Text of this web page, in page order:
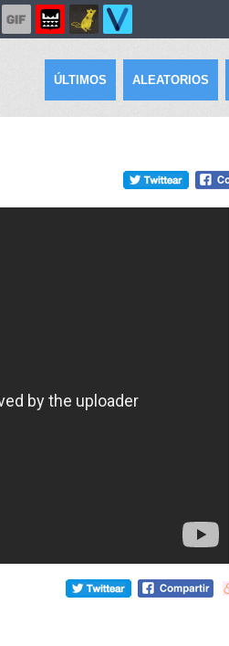
ÚLTIMOS ALEATORIOS